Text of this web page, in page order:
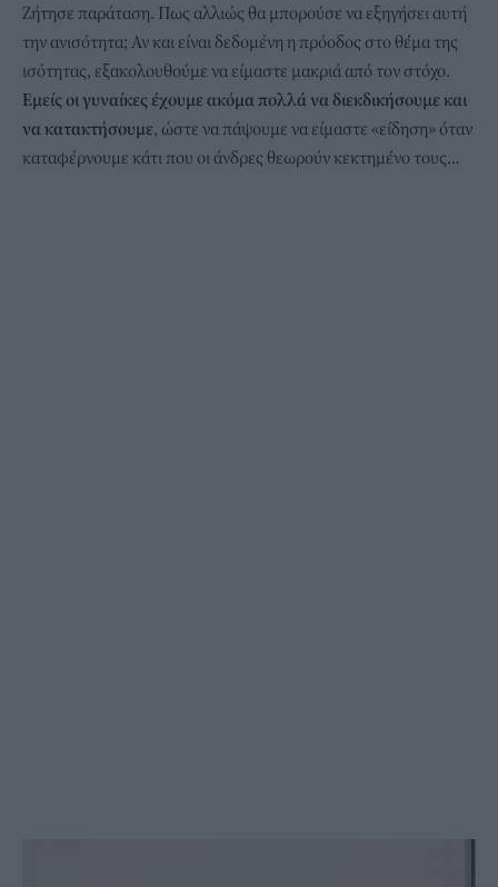
Ζήτησε παράταση. Πως αλλιώς θα μπορούσε να εξηγήσει αυτή
την ανισότητα; Αν και είναι δεδομένη η πρόοδος στο θέμα της
ισότητας, εξακολουθούμε να είμαστε μακριά από τον στόχο.
Εμείς οι γυναίκες έχουμε ακόμα πολλά να διεκδικήσουμε και
να κατακτήσουμε, ώστε να πάψουμε να είμαστε «είδηση» όταν
καταφέρνουμε κάτι που οι άνδρες θεωρούν κεκτημένο τους…